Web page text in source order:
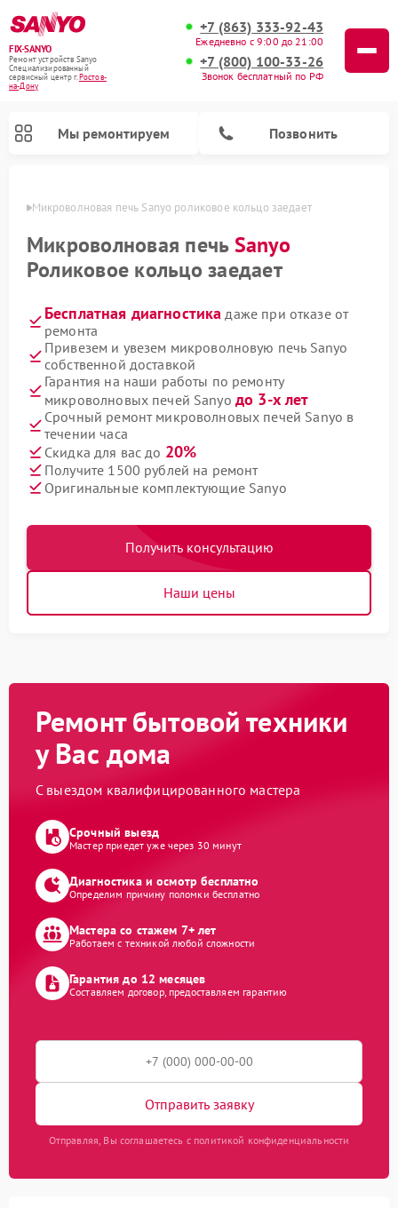
FIX-SANYO
Ремонт устройств Sanyo
Специализированный
cервисный центр г.Ростов-
на-Дону
+7 (863) 333-92-43
Ежедневно с 9:00 до 21:00
+7 (800) 100-33-26
Звонок бесплатный по РФ
Мы ремонтируем Позвонить
Микроволновая печь Sanyo роликовое кольцо заедает
Микроволновая печьSanyo
Роликовое кольцо заедает
Бесплатная диагностика даже при отказе от
ремонта
Привезем и увезем микроволновую печь Sanyo
собственной доставкой
Гарантия на наши работы по ремонту
микроволновых печей Sanyo до 3-х лет
Срочный ремонт микроволновых печей Sanyo в
течении часа
Скидка для вас до 20%
Получите 1500 рублей на ремонт
Оригинальные комплектующие Sanyo
Получить консультацию
Наши цены
Ремонт бытовой техники
у Вас дома
С выездом квалифицированного мастера
Срочный выезд
Мастер приедет уже через 30 минут
Диагностика и осмотр бесплатно
Определим причину поломки бесплатно
Мастера со стажем 7+ лет
Работаем с техникой любой сложности
Гарантия до 12 месяцев
Составляем договор, предоставляем гарантию
Отправить заявку
Отправляя, Вы соглашаетесь с политикой конфиденциальности